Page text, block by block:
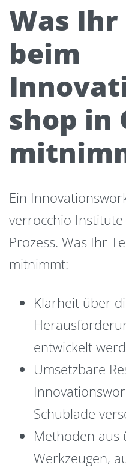
Was Ihr
beim
shop in
Ein
verrocchio
Prozess. Was Ihr
mitnimmt:
Klarheit über
entwickelt
Umsetzbare
Schublade
Methoden
Werkzeugen,